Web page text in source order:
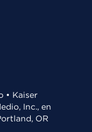
• Kaiser
Inc., en
OR